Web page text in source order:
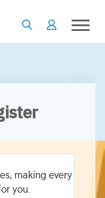
making every
you.